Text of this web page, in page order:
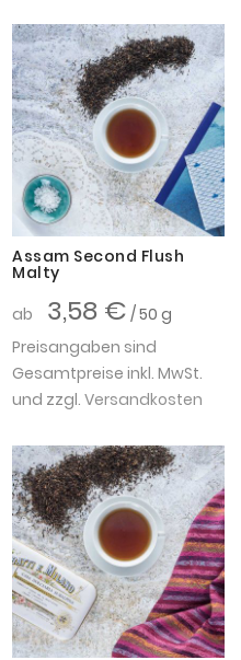
Assam Second Flush
Malty
ab
3,58 € / 50 g
Preisangaben sind
Gesamtpreise inkl. MwSt.
und zzgl. Versandkosten